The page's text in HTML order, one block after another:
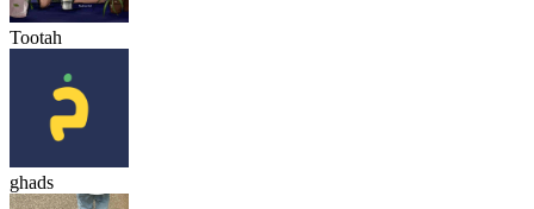
Tootah
ghads